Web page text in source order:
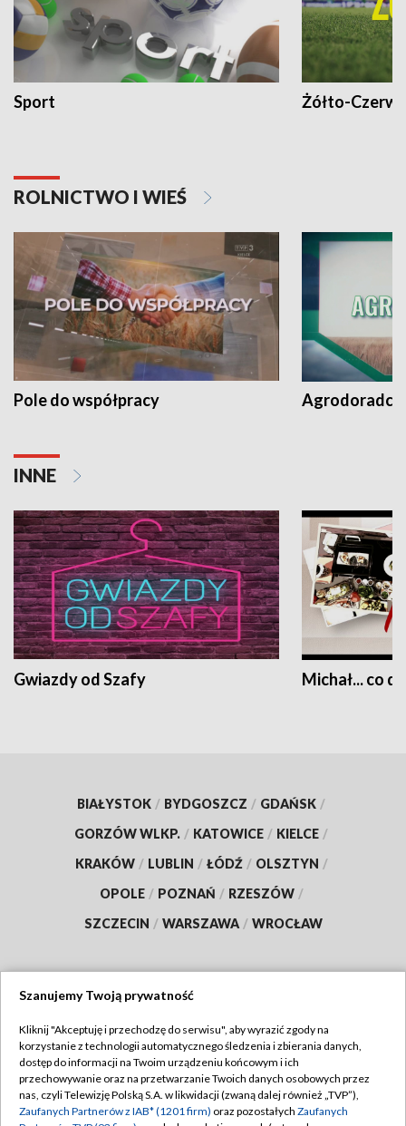
Sport Żółto-
ROLNICTWO I WIEŚ
Pole do współpracy Agrodoradcy
INNE
Gwiazdy od Szafy Michał... co
BIAŁYSTOK / BYDGOSZCZ / GDAŃSK /
GORZÓW WLKP. / KATOWICE / KIELCE /
KRAKÓW / LUBLIN / ŁÓDŹ / OLSZTYN /
OPOLE / POZNAŃ / RZESZÓW /
SZCZECIN / WARSZAWA / WROCŁAW
TVP
Abonament TVP
Emisja w TVP
Regulamin TVP
Polityka prywatności
Szanujemy Twoją prywatność
Kliknij "Akceptuję i przechodzę do serwisu", aby wyrazić zgody na
korzystanie z technologii automatycznego śledzenia i zbierania danych,
dostęp do informacji na Twoim urządzeniu końcowym i ich
przechowywanie oraz na przetwarzanie Twoich danych osobowych przez
nas, czyli Telewizję Polską S.A. w likwidacji (zwaną dalej również „TVP”),
Zaufanych Partnerów z IAB* (1201 firm) oraz pozostałych Zaufanych